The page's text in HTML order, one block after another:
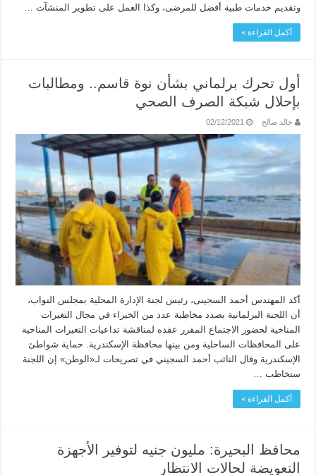
وتقديم خدمات طبية أفضل للمرضى، وكذا العمل على تطوير المنشآت …
أكمل القراءة »
أول تحرك برلماني بشأن نوة قاسم.. ومطالبات
بإحلال شبكة الصرف الصحي
خالد صالح 02/12/2021
أكد المهندس أحمد السجينى، رئيس لجنة الإدارة المحلية بمجلس النواب،
أن اللجنة البرلمانية بصدد مخاطبة عدد من الخبراء في مجال التغيرات
المناخية لحضور الاجتماع المقرر عقده لمناقشة تداعيات التغيرات المناخية
على المحافظات الساحلية ومن بينها محافظة الإسكندرية. حماية شواطئ
الإسكندرية وقال النائب أحمد السجيني في تصريحات لـ«الوطن» إن اللجنة
ستخاطب …
أكمل القراءة »
محافظ البحيرة: مليون جنيه لتوفير الأجهزة
التعويضة لحالات الانتظار